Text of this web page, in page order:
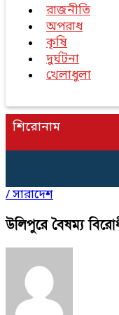
রাজনীতি
অপরাধ
কৃষি
দুর্ঘটনা
খেলাধুলা
শিরোনাম
/সারাদেশ
উলিপুরে বৈষম্য